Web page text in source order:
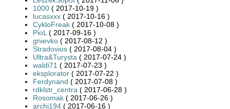
1000 ( 2017-10-19 )
lucasxxx ( 2017-10-16 )
CykloFreak ( 2017-10-08 )
PioL ( 2017-09-16 )
gnievko ( 2017-08-12 )
Stradovius ( 2017-08-04 )
Ultra&Turysta ( 2017-07-24 )
waldi71 ( 2017-07-23 )
eksplorator ( 2017-07-22 )
Ferdynand ( 2017-07-08 )
rdklstr_centra ( 2017-06-28 )
Rosomak ( 2017-06-26 )
archi194 ( 2017-06-16 )